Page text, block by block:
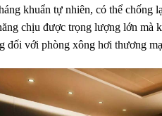
khuẩn tự nhiên, có thể chống
chịu được trọng lượng lớn mà
đối với phòng xông hơi thương